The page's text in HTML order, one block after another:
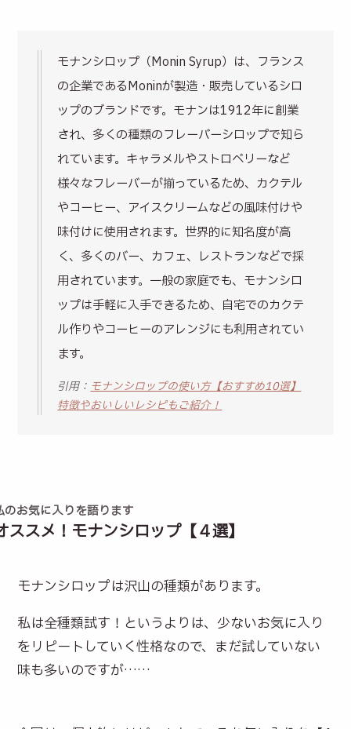
モナンシロップ（Monin Syrup）は、フランス
の企業であるMoninが製造・販売しているシロ
ップのブランドです。モナンは1912年に創業
され、多くの種類のフレーバーシロップで知ら
れています。キャラメルやストロベリーなど
様々なフレーバーが揃っているため、カクテル
やコーヒー、アイスクリームなどの風味付けや
味付けに使用されます。世界的に知名度が高
く、多くのバー、カフェ、レストランなどで採
用されています。一般の家庭でも、モナンシロ
ップは手軽に入手できるため、自宅でのカクテ
ル作りやコーヒーのアレンジにも利用されてい
ます。
引用： モナンシロップの使い方【おすすめ10選】
特徴やおいしいレシピもご紹介！
のお気に入りを語ります
ススメ！モナンシロップ【４選】
モナンシロップは沢山の種類があります。
私は全種類試す！というよりは、少ないお気に入り
をリピートしていく性格なので、まだ試していない
味も多いのですが……